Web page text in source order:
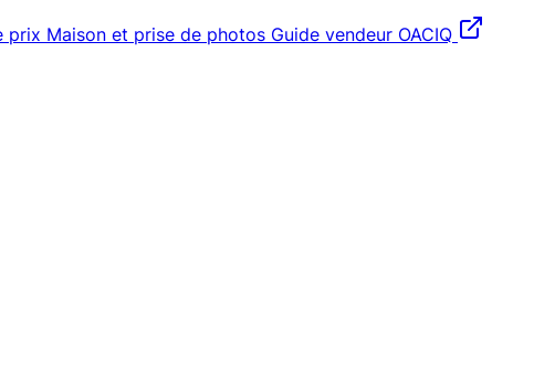
prix Maison et prise de photos Guide vendeur OACIQ